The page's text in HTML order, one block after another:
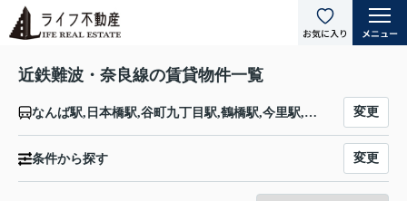
近鉄難波・奈良線の賃貸物件一覧
なんば駅,日本橋駅,谷町九丁目駅,鶴橋駅,今里駅,布施駅,ＪＲ河内永和駅,河内小阪駅,八戸ノ里駅,若江岩田駅,河内花園駅,東花園駅,瓢箪山駅,枚岡駅,額田駅,石切駅,生駒駅,東生駒駅,富雄駅,学園前駅,菖蒲池駅,大和西大寺駅,新大宮駅,近鉄奈良駅 変更
条件から探す 変更